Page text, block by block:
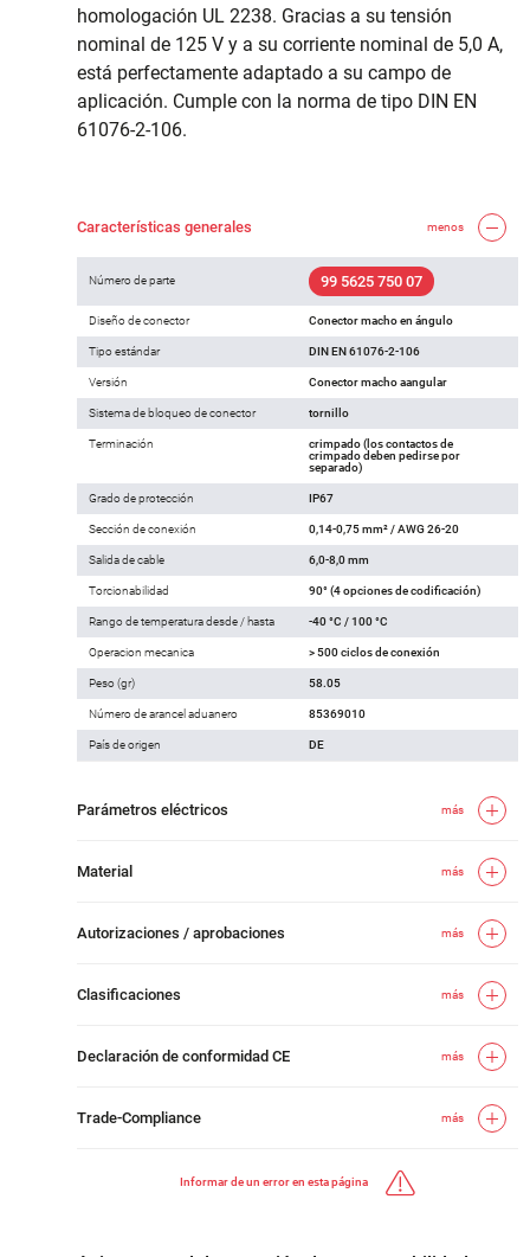
homologación UL 2238. Gracias a su tensión
nominal de 125 V y a su corriente nominal de 5,0 A,
está perfectamente adaptado a su campo de
aplicación. Cumple con la norma de tipo DIN EN
61076-2-106.
Características generales menos
Número de parte 99 5625 750 07
Diseño de conector Conector macho en ángulo
Tipo estándar DIN EN 61076-2-106
Versión Conector macho aangular
Sistema de bloqueo de conector tornillo
Terminación
crimpado (los contactos de
crimpado deben pedirse por
separado)
Grado de protección IP67
Sección de conexión 0,14-0,75 mm² / AWG 26-20
Salida de cable 6,0-8,0 mm
Torcionabilidad 90° (4 opciones de codificación)
Rango de temperatura desde / hasta -40 °C / 100 °C
Operacion mecanica > 500 ciclos de conexión
Peso (gr) 58.05
Número de arancel aduanero 85369010
País de origen DE
Parámetros eléctricos más
Material más
Autorizaciones / aprobaciones más
Clasificaciones más
Declaración de conformidad CE más
Trade-Compliance más
Informar de un error en esta página